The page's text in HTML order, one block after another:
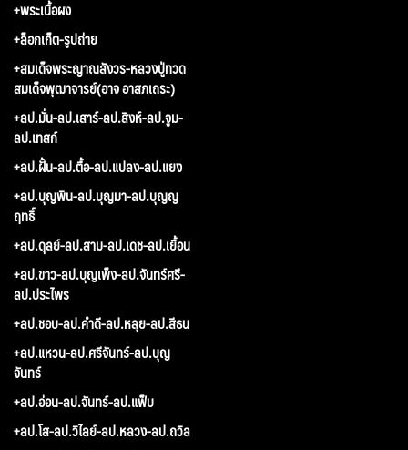
+พระเนื้อผง
+ล็อกเก็ต-รูปถ่าย
+สมเด็จพระญาณสังวร-หลวงปู่ทวด
สมเด็จพุฒาจารย์(อาจ อาสภเถระ)
+ลป.มั่น-ลป.เสาร์-ลป.สิงห์-ลป.จูม-
ลป.เทสก์
+ลป.ฝั้น-ลป.ตื้อ-ลป.แปลง-ลป.แยง
+ลป.บุญพิน-ลป.บุญมา-ลป.บุญญ
ฤทธิ์
+ลป.ดุลย์-ลป.สาม-ลป.เดช-ลป.เยื้อน
+ลป.ขาว-ลป.บุญเพ็ง-ลป.จันทร์ศรี-
ลป.ประไพร
+ลป.ชอบ-ลป.คำดี-ลป.หลุย-ลป.สีธน
+ลป.แหวน-ลป.ศรีจันทร์-ลป.บุญ
จันทร์
+ลป.อ่อน-ลป.จันทร์-ลป.แฟ็บ
+ลป.โส-ลป.วิไลย์-ลป.หลวง-ลป.ถวิล